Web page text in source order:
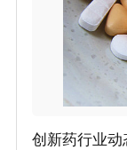
创新药行业动